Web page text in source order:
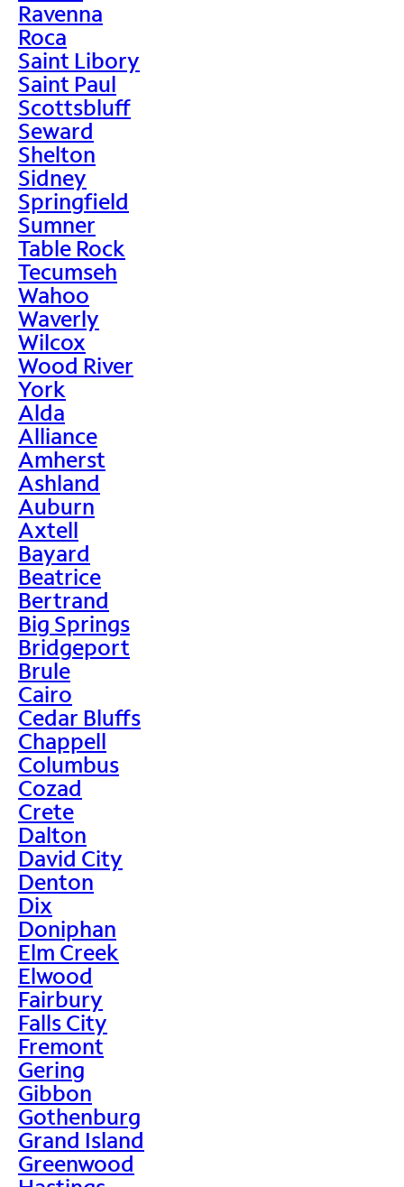
Ravenna
Roca
Saint Libory
Saint Paul
Scottsbluff
Seward
Shelton
Sidney
Springfield
Sumner
Table Rock
Tecumseh
Wahoo
Waverly
Wilcox
Wood River
York
Alda
Alliance
Amherst
Ashland
Auburn
Axtell
Bayard
Beatrice
Bertrand
Big Springs
Bridgeport
Brule
Cairo
Cedar Bluffs
Chappell
Columbus
Cozad
Crete
Dalton
David City
Denton
Dix
Doniphan
Elm Creek
Elwood
Fairbury
Falls City
Fremont
Gering
Gibbon
Gothenburg
Grand Island
Greenwood